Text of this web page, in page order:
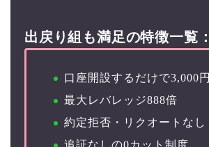
出戻り組も満足の特徴一覧：
口座開設するだけで3,000円
最大レバレッジ888倍
約定拒否・リクオートなし